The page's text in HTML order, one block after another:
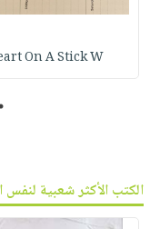
On A Stick W
الكتب الأكثر شعبية لنفس